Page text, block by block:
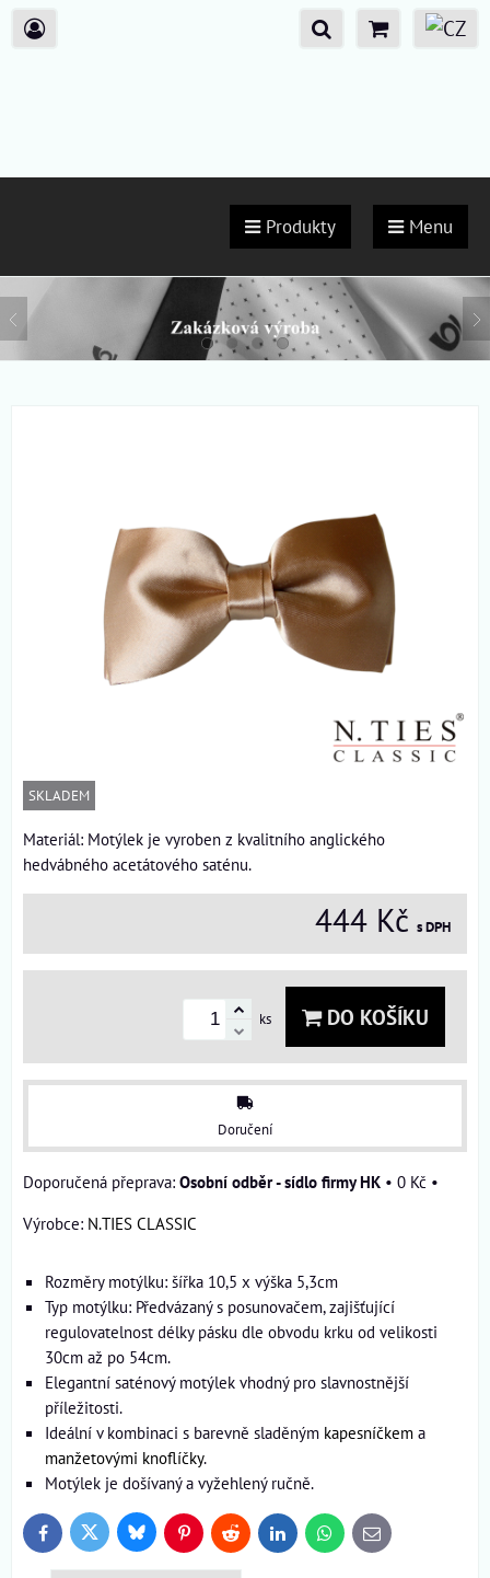
Produkty Menu
SKLADEM
Materiál: Motýlek je vyroben z kvalitního anglického
hedvábného acetátového saténu.
444 Kč s DPH
ks DO KOŠÍKU
Doručení
Osobní odběr - sídlo firmy HK • 0 Kč •
Výrobce: N.TIES CLASSIC
Rozměry motýlku: šířka 10,5 x výška 5,3cm
Typ motýlku: Předvázaný s posunovačem, zajišťující
regulovatelnost délky pásku dle obvodu krku od velikosti
30cm až po 54cm.
Elegantní saténový motýlek vhodný pro slavnostnější
příležitosti.
Ideální v kombinaci s barevně sladěným kapesníčkem a
manžetovými knoflíčky.
Motýlek je došívaný a vyžehlený ručně.
FacebookTwitter BlueskyPinterestReddit LinkedInWhatsApp
E-
mail